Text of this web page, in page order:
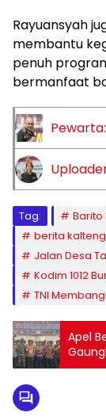
Rayuansyah
membantu
penuh
bermanfaat
Tag: Barito
berita
Jalan Desa
Kodim 1012
TNI
Apel